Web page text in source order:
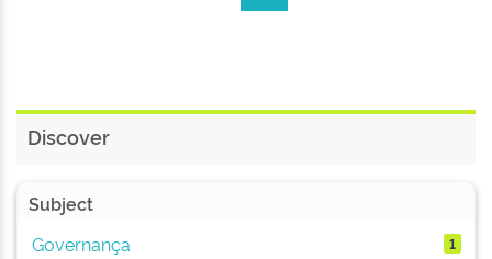
Discover
Subject
Governança
1